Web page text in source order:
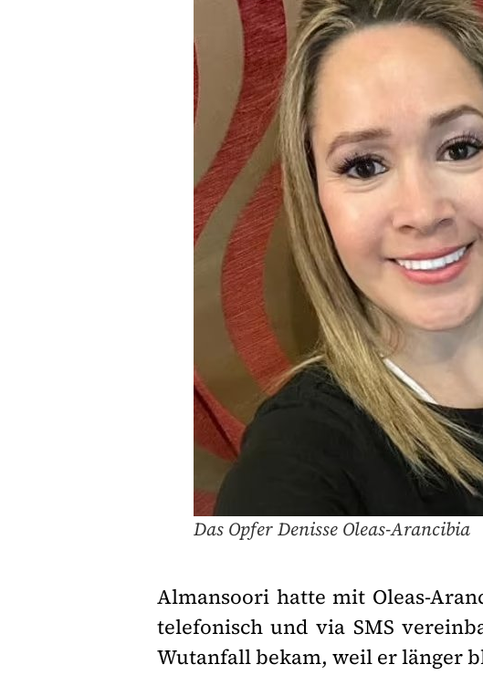
Das Opfer Denisse Oleas-Arancibia
Almansoori hatte mit Oleas-
telefonisch und via SMS
Wutanfall bekam, weil er länger